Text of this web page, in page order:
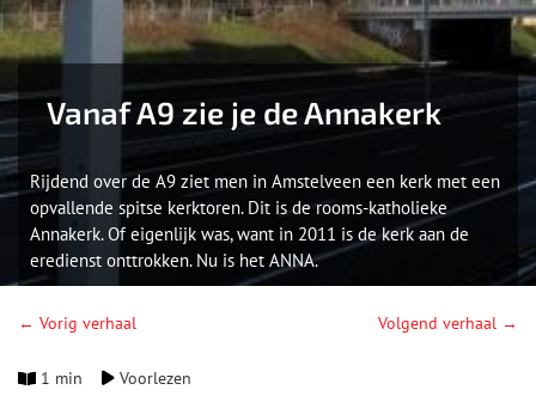
Vanaf A9 zie je de Annakerk
Rijdend over de A9 ziet men in Amstelveen een kerk met een
opvallende spitse kerktoren. Dit is de rooms-katholieke
Annakerk. Of eigenlijk was, want in 2011 is de kerk aan de
eredienst onttrokken. Nu is het ANNA.
← Vorig verhaal Volgend verhaal →
1 min Voorlezen